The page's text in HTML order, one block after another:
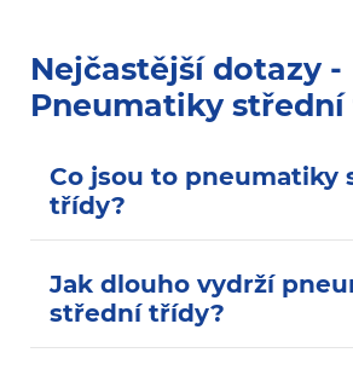
Nejčastější dotazy -
Pneumatiky
Co jsou to pneumatiky
třídy?
Jak dlouho vydrží
střední třídy?